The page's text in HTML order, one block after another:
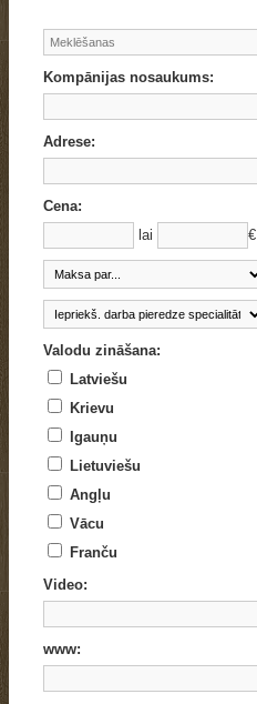
Kompānijas nosaukums:
Adrese:
Cena:
lai
€
Valodu zināšana:
Latviešu
Krievu
Igauņu
Lietuviešu
Angļu
Vācu
Franču
Video:
www: